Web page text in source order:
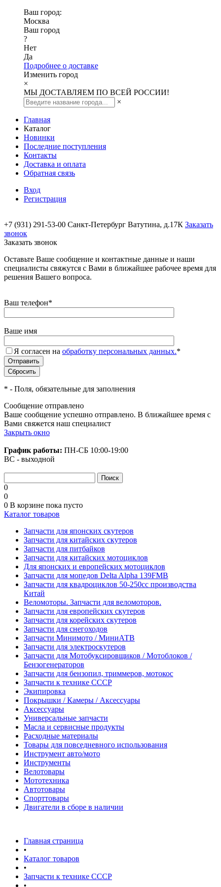
Ваш город:
Москва
Ваш город
?
Нет
Да
Подробнее о доставке
Изменить город
×
МЫ ДОСТАВЛЯЕМ ПО ВСЕЙ РОССИИ!
×
Главная
Каталог
Новинки
Последние поступления
Контакты
Доставка и оплата
Обратная связь
Вход
Регистрация
+7 (931) 291-53-00 Санкт-Петербург Ватутина, д.17К Заказать
звонок
Заказать звонок
Оставьте Ваше сообщение и контактные данные и наши
специалисты свяжутся с Вами в ближайшее рабочее время для
решения Вашего вопроса.
Ваш телефон*
Ваше имя
Я согласен на обработку персональных данных.*
* - Поля, обязательные для заполнения
Сообщение отправлено
Ваше сообщение успешно отправлено. В ближайшее время с
Вами свяжется наш специалист
Закрыть окно
График работы: ПН-СБ 10:00-19:00
ВС - выходной
0
0
0 В корзине пока пусто
Каталог товаров
Запчасти для японских скутеров
Запчасти для китайских скутеров
Запчасти для питбайков
Запчасти для китайских мотоциклов
Для японских и европейских мотоциклов
Запчасти для мопедов Delta Alpha 139FMB
Запчасти для квадроциклов 50-250сс производства
Китай
Веломоторы. Запчасти для веломоторов.
Запчасти для европейских скутеров
Запчасти для корейских скутеров
Запчасти для снегоходов
Запчасти Минимото / МиниАТВ
Запчасти для электроскутеров
Запчасти для Мотобуксировщиков / Мотоблоков /
Бензогенераторов
Запчасти для бензопил, триммеров, мотокос
Запчасти к технике СССР
Экипировка
Покрышки / Камеры / Аксессуары
Аксессуары
Универсальные запчасти
Масла и сервисные продукты
Расходные материалы
Товары для повседневного использования
Инструмент авто/мото
Инструменты
Велотовары
Мототехника
Автотовары
Спорттовары
Двигатели в сборе в наличии
Главная страница
•
Каталог товаров
•
Запчасти к технике СССР
•